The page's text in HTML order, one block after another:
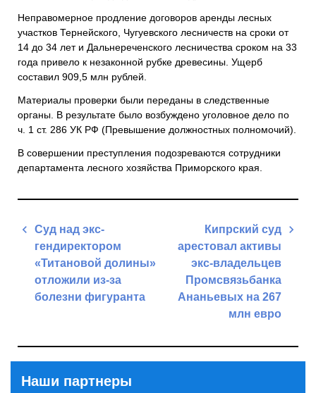
Неправомерное продление договоров аренды лесных
участков Тернейского, Чугуевского лесничеств на сроки от
14 до 34 лет и Дальнереченского лесничества сроком на 33
года привело к незаконной рубке древесины. Ущерб
составил 909,5 млн рублей.
Материалы проверки были переданы в следственные
органы. В результате было возбуждено уголовное дело по
ч. 1 ст. 286 УК РФ (Превышение должностных полномочий).
В совершении преступления подозреваются сотрудники
департамента лесного хозяйства Приморского края.
Навигация
записям
Суд над экс-
гендиректором
«Титановой долины»
отложили из-за
болезни фигуранта
Кипрский суд
арестовал активы
экс-владельцев
Промсвязьбанка
Ананьевых на 267
млн евро
Наши партнеры